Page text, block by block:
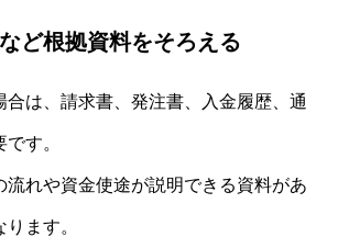
ど根拠資料をそろえる
合は、請求書、発注書、入金履歴、通
す。
流れや資金使途が説明できる資料があ
ます。